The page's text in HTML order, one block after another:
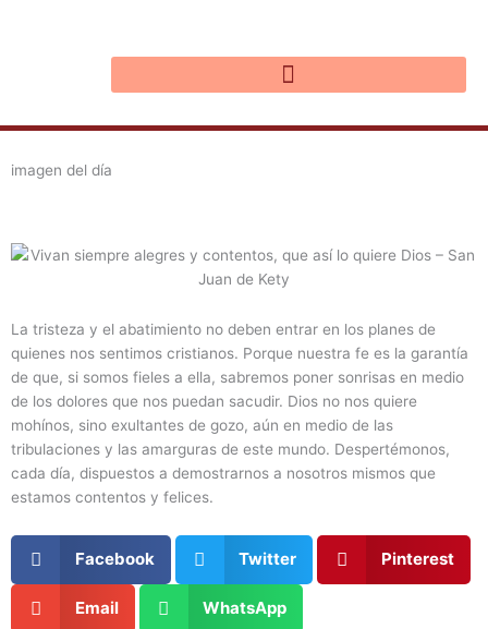
imagen del día
La tristeza y el abatimiento no deben entrar en los planes de
quienes nos sentimos cristianos. Porque nuestra fe es la garantía
de que, si somos fieles a ella, sabremos poner sonrisas en medio
de los dolores que nos puedan sacudir. Dios no nos quiere
mohínos, sino exultantes de gozo, aún en medio de las
tribulaciones y las amarguras de este mundo. Despertémonos,
cada día, dispuestos a demostrarnos a nosotros mismos que
estamos contentos y felices.
Facebook Twitter Pinterest
Email WhatsApp